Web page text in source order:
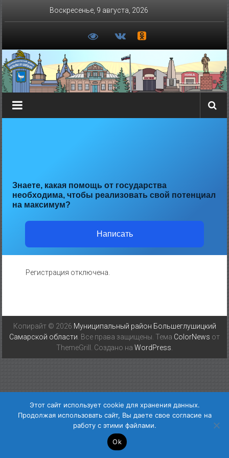
Воскресенье, 9 августа, 2026
Знаете, какая помощь от государства
необходима, чтобы реализовать свой потенциал
на максимум?
Написать
Регистрация отключена.
Копирайт © 2026 Муниципальный район Большеглушицкий
Самарской области . Все права защищены. Тема ColorNews от
ThemeGrill. Создано на WordPress
Этот сайт использует cookie для хранения данных.
Продолжая использовать сайт, Вы даете свое согласие на
работу с этими файлами.
Ok